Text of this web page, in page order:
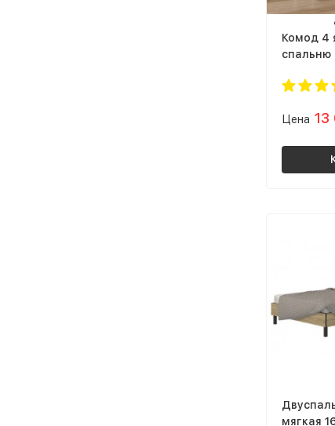
Комод 4
спальню
балкон |
Цена 13
мягкая